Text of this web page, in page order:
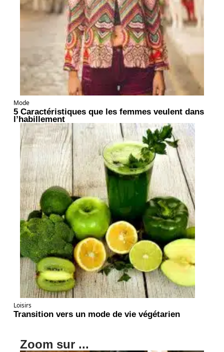
Mode
5 Caractéristiques que les femmes veulent dans
l’habillement
Loisirs
Transition vers un mode de vie végétarien
Zoom sur ...